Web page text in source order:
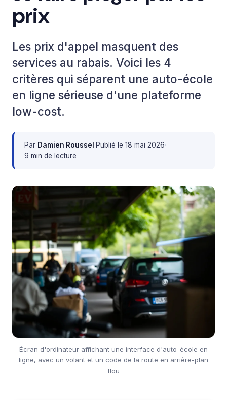
prix
Les prix d'appel masquent des
services au rabais. Voici les 4
critères qui séparent une auto-école
en ligne sérieuse d'une plateforme
low-cost.
Par Damien Roussel·Publié le 18 mai 2026·
9 min de lecture
Écran d'ordinateur affichant une interface d'auto-école en
ligne, avec un volant et un code de la route en arrière-plan
flou